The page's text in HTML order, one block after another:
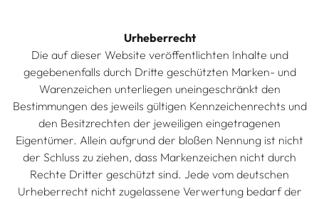
Urheberrecht
Die auf dieser Website veröffentlichten Inhalte und
gegebenenfalls durch Dritte geschützten Marken- und
Warenzeichen unterliegen uneingeschränkt den
Bestimmungen des jeweils gültigen Kennzeichenrechts und
den Besitzrechten der jeweiligen eingetragenen
Eigentümer. Allein aufgrund der bloßen Nennung ist nicht
der Schluss zu ziehen, dass Markenzeichen nicht durch
Rechte Dritter geschützt sind. Jede vom deutschen
Urheberrecht nicht zugelassene Verwertung bedarf der